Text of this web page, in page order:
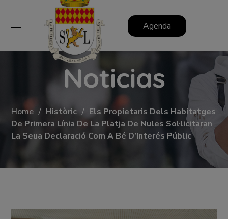
Agenda
Noticias
Home Històric
Els Propietaris Dels Habitatges
De Primera Línia De La Platja De Nules Sol·licitaran
La Seua Declaració Com A Bé D’Interés Públic